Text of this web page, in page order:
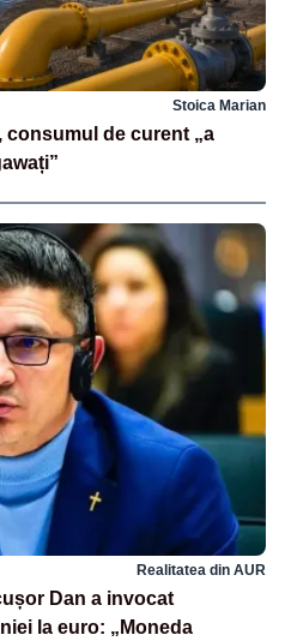
Stoica Marian
consumul de curent „a
Realitatea din AUR
Dan a invocat
la euro: „Moneda